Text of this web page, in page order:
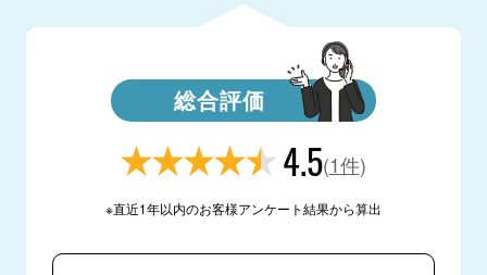
総合評価
4.5(1件)
※直近1年以内のお客様アンケート結果から算出